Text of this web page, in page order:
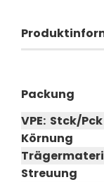
Packung
VPE: Stck/Pck
Körnung
Streuung